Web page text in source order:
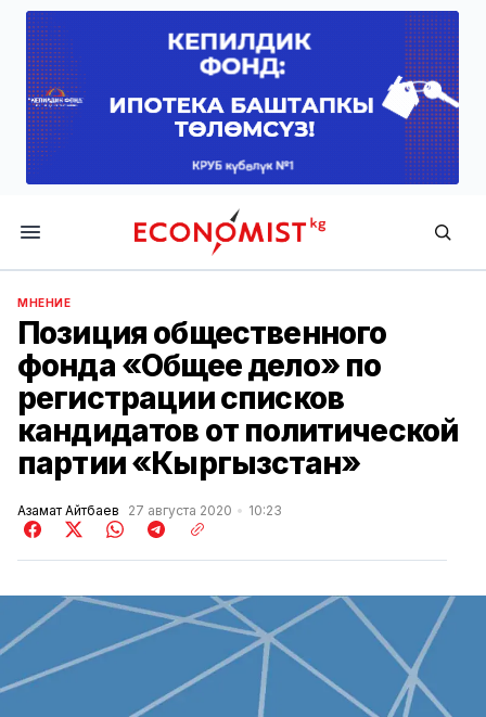
Economist.kg
МНЕНИЕ
Позиция общественного
фонда «Общее дело» по
регистрации списков
кандидатов от политической
партии «Кыргызстан»
Азамат Айтбаев 27 августа 2020 10:23